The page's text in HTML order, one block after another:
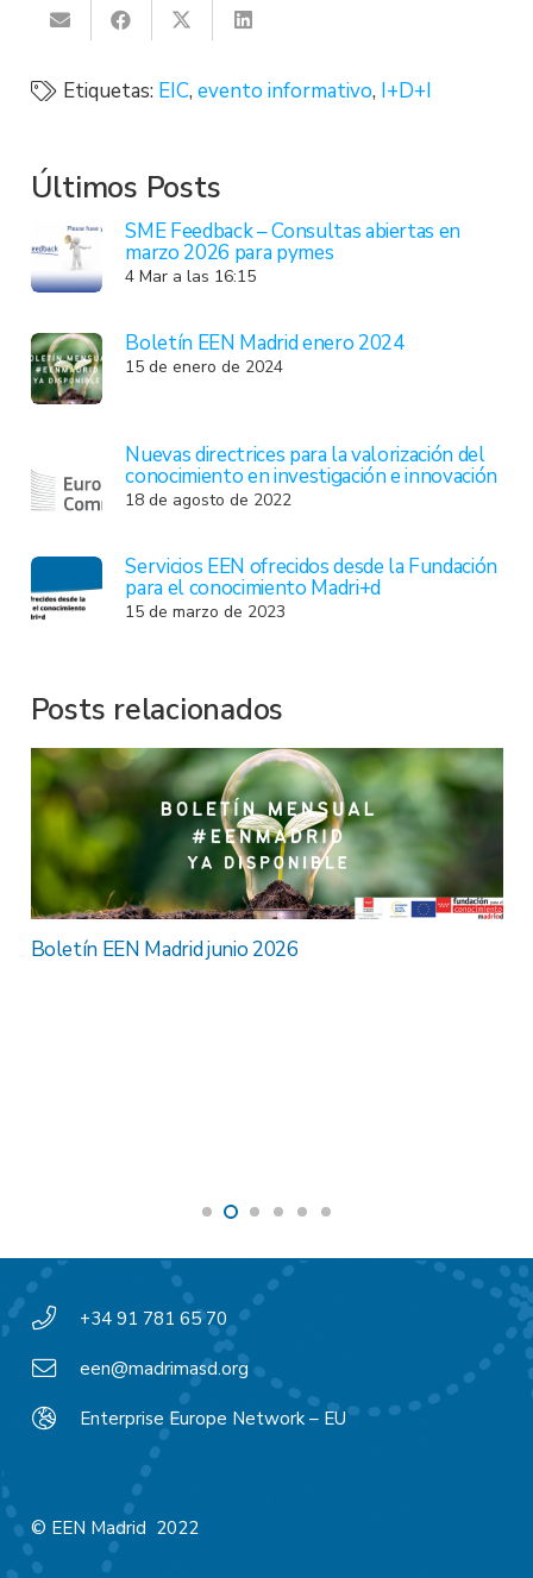
Etiquetas: EIC,evento informativo, I+D+I
Últimos Posts
SME Feedback – Consultas abiertas en
marzo 2026 para pymes
4 Mar a las 16:15
Boletín EEN Madrid enero 2024
15 de enero de 2024
Nuevas directrices para la valorización del
conocimiento en investigación e innovación
18 de agosto de 2022
Servicios EEN ofrecidos desde la Fundación
para el conocimiento Madri+d
15 de marzo de 2023
Posts relacionados
Boletín EEN Madrid junio 2026
+34 91 781 65 70
een@madrimasd.org
Enterprise Europe Network – EU
© EEN Madrid 2022